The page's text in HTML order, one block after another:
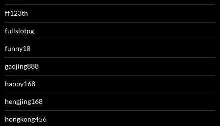
ff123th
fullslotpg
funny18
gaojing888
happy168
hengjing168
hongkong456